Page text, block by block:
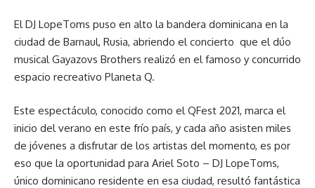
El DJ LopeToms puso en alto la bandera dominicana en la
ciudad de Barnaul, Rusia, abriendo el concierto que el dúo
musical Gayazovs Brothers realizó en el famoso y concurrido
espacio recreativo Planeta Q.
Este espectáculo, conocido como el QFest 2021, marca el
inicio del verano en este frío país, y cada año asisten miles
de jóvenes a disfrutar de los artistas del momento, es por
eso que la oportunidad para Ariel Soto – DJ LopeToms,
único dominicano residente en esa ciudad, resultó fantástica